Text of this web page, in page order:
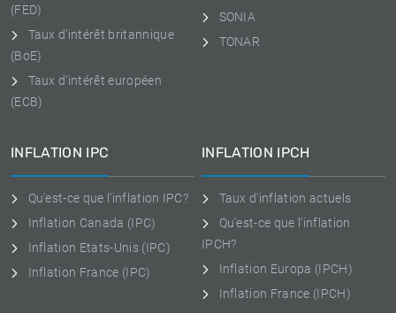
(FED)
Taux d'intérêt britannique
(BoE)
Taux d'intérêt européen
(ECB)
SONIA
TONAR
INFLATION IPC
Qu'est-ce que l'inflation IPC?
Inflation Canada (IPC)
Inflation Etats-Unis (IPC)
Inflation France (IPC)
INFLATION IPCH
Taux d'inflation actuels
Qu'est-ce que l'inflation
IPCH?
Inflation Europa (IPCH)
Inflation France (IPCH)